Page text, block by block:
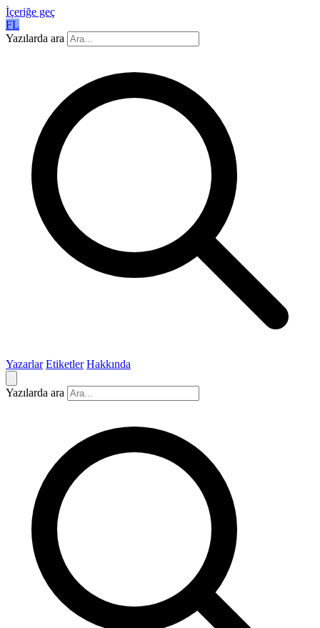
İçeriğe geç
FL
Yazılarda ara
Yazarlar Etiketler Hakkında
Yazılarda ara